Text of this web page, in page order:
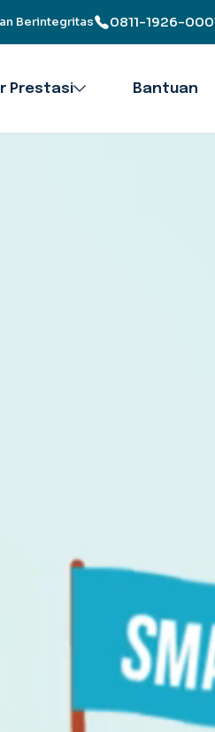
Berintegritas 0811-1926-
Prestasi Bantuan